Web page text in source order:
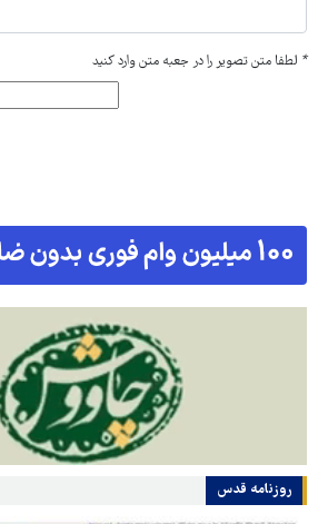
* لطفا متن تصویر را در جعبه متن وارد کنید
روزنامه قدس